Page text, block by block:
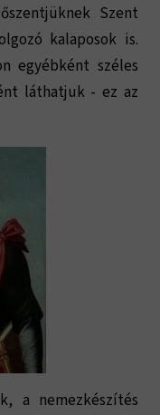
Szent
kalaposok is.
egyébként széles
láthatjuk - ez az
a nemezkészítés